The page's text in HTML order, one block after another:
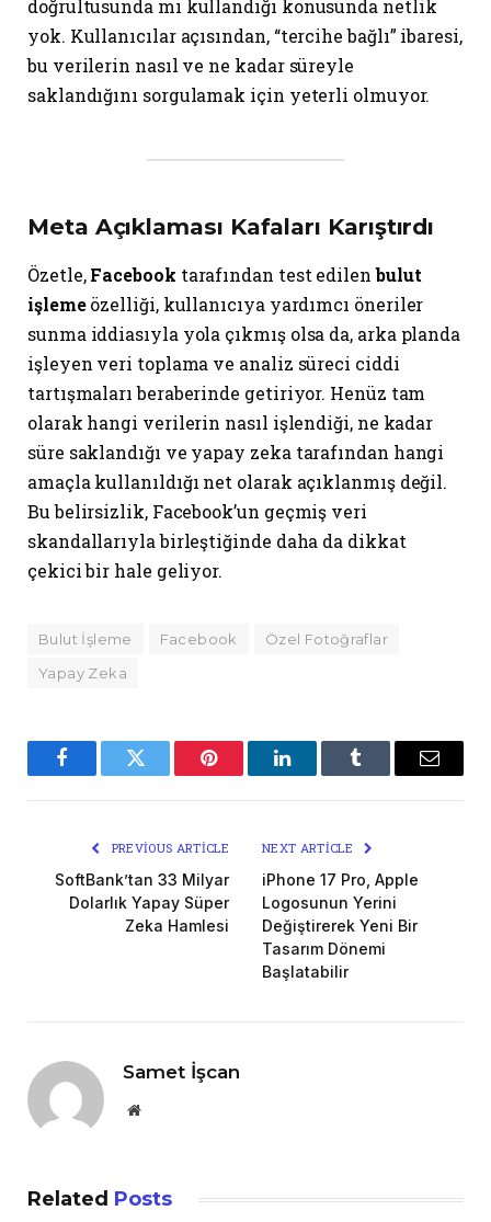
doğrultusunda mı kullandığı konusunda netlik
yok. Kullanıcılar açısından, “tercihe bağlı” ibaresi,
bu verilerin nasıl ve ne kadar süreyle
saklandığını sorgulamak için yeterli olmuyor.
Meta Açıklaması Kafaları Karıştırdı
Özetle,Facebook tarafından test edilenbulut
işlemeözelliği, kullanıcıya yardımcı öneriler
sunma iddiasıyla yola çıkmış olsa da, arka planda
işleyen veri toplama ve analiz süreci ciddi
tartışmaları beraberinde getiriyor. Henüz tam
olarak hangi verilerin nasıl işlendiği, ne kadar
süre saklandığı ve yapay zeka tarafından hangi
amaçla kullanıldığı net olarak açıklanmış değil.
Bu belirsizlik, Facebook’un geçmiş veri
skandallarıyla birleştiğinde daha da dikkat
çekici bir hale geliyor.
Bulut İşleme Facebook
Özel Fotoğraflar
Yapay Zeka
FacebookTwitter Pinterest LinkedInTumblr Email
PREVIOUS ARTICLE
SoftBank’tan 33 Milyar
Dolarlık Yapay Süper
Zeka Hamlesi
NEXT ARTICLE
iPhone 17 Pro, Apple
Logosunun Yerini
Değiştirerek Yeni Bir
Tasarım Dönemi
Başlatabilir
Samet İşcan
Website
Related Posts